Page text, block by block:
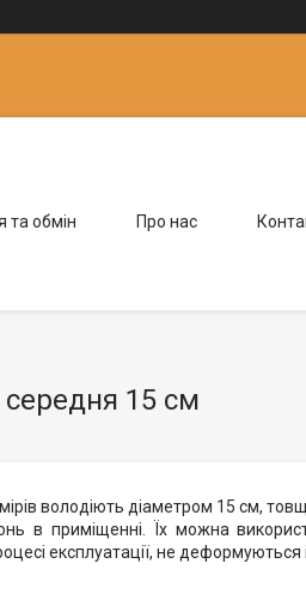
та обмін Про нас
середня 15 см
володіють діаметром 15 см,
в приміщенні. Їх можна
експлуатації, не деформуються